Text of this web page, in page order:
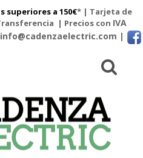
superiores a 150€* | Tarjeta de
| Precios con IVA
|